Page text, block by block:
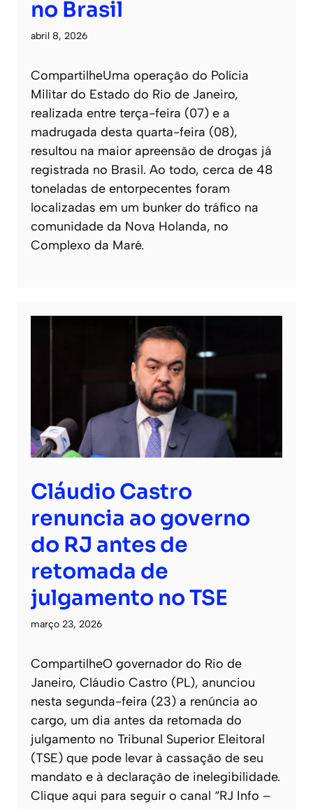
no Brasil
abril 8, 2026
CompartilheUma operação do Polícia
Militar do Estado do Rio de Janeiro,
realizada entre terça-feira (07) e a
madrugada desta quarta-feira (08),
resultou na maior apreensão de drogas já
registrada no Brasil. Ao todo, cerca de 48
toneladas de entorpecentes foram
localizadas em um bunker do tráfico na
comunidade da Nova Holanda, no
Complexo da Maré.
Cláudio Castro
renuncia ao governo
do RJ antes de
retomada de
julgamento no TSE
março 23, 2026
CompartilheO governador do Rio de
Janeiro, Cláudio Castro (PL), anunciou
nesta segunda-feira (23) a renúncia ao
cargo, um dia antes da retomada do
julgamento no Tribunal Superior Eleitoral
(TSE) que pode levar à cassação de seu
mandato e à declaração de inelegibilidade.
Clique aqui para seguir o canal “RJ Info –